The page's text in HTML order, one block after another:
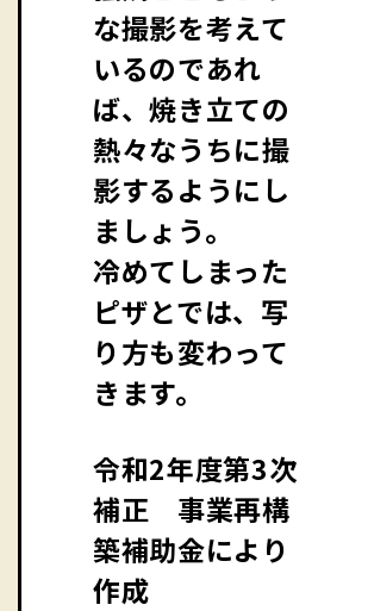
な撮影を考えて
いるのであれ
ば、焼き立ての
熱々なうちに撮
影するようにし
ましょう。
冷めてしまった
ピザとでは、写
り方も変わって
きます。
令和2年度第3次
補正 事業再構
築補助金により
作成